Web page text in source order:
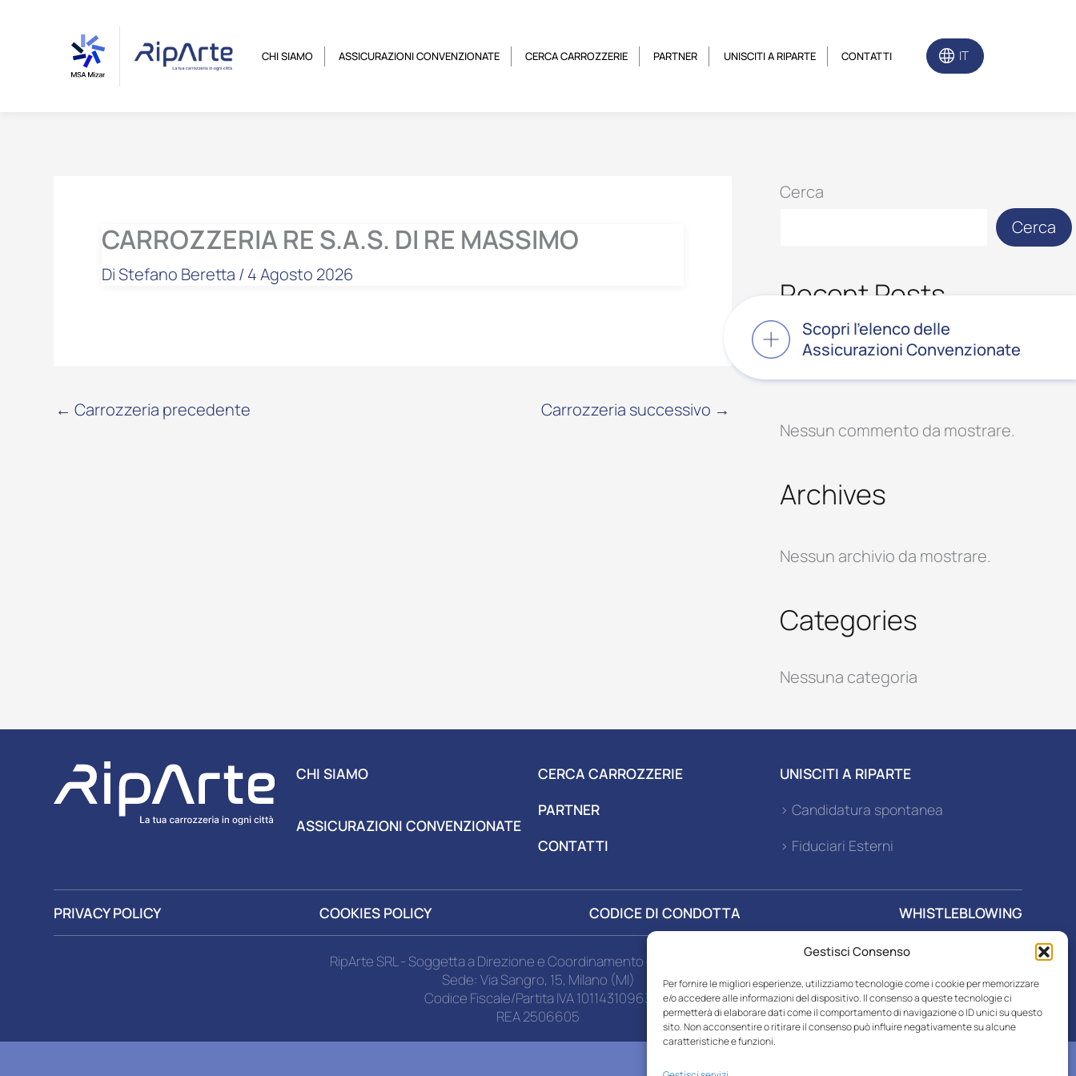
Gestisci Consenso
Per fornire le migliori esperienze, utilizziamo tecnologie come i cookie per memorizzare
e/o accedere alle informazioni del dispositivo. Il consenso a queste tecnologie ci
permetterà di elaborare dati come il comportamento di navigazione o ID unici su questo
sito. Non acconsentire o ritirare il consenso può influire negativamente su alcune
caratteristiche e funzioni.
contenuto
CHI SIAMO ASSICURAZIONI CONVENZIONATE CERCA CARROZZERIE PARTNER UNISCITI A RIPARTE CONTATTI IT
CARROZZERIA RE S.A.S. DI RE MASSIMO
DiStefano Beretta / 4 Agosto 2026
← Carrozzeria precedente Carrozzeria successivo →
Cerca
Cerca
Recent Posts
Recent Comments
Nessun commento da mostrare.
Archives
Nessun archivio da mostrare.
Categories
Nessuna categoria
Scopri l’elenco delle
Assicurazioni Convenzionate
CHI SIAMO
ASSICURAZIONI CONVENZIONATE
CERCA CARROZZERIE
PARTNER
CONTATTI
UNISCITI A RIPARTE
> Candidatura spontanea
> Fiduciari Esterni
PRIVACY POLICY COOKIES POLICY CODICE DI CONDOTTA WHISTLEBLOWING
RipArte SRL - Soggetta a Direzione e Coordinamento di MSA Mizar SPA
Sede: Via Sangro, 15, Milano (MI)
Codice Fiscale/Partita IVA 10114310963
REA 2506605